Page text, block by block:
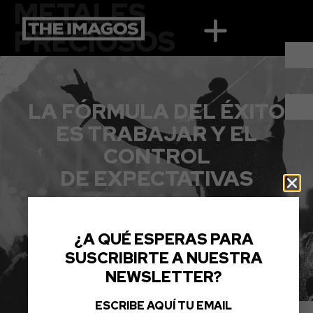
METALES
PRECIOSOS
LA FÓRMULA DEL ÉXITO
ES TRABAJAR Y EL
CONTROL
DE EXPECTATIVAS
¿A QUÉ ESPERAS PARA
SUSCRIBIRTE A NUESTRA
NEWSLETTER?
ESCRIBE AQUÍ TU EMAIL